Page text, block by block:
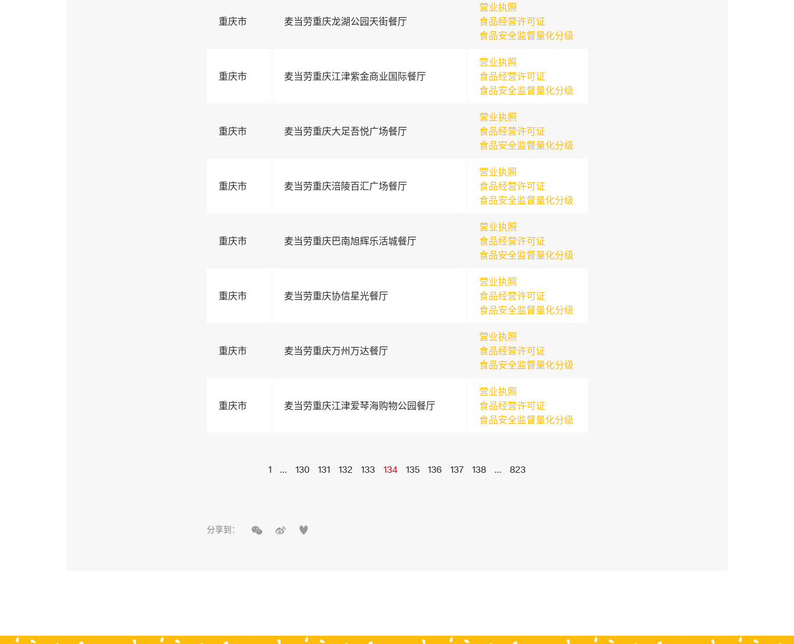
重庆市 麦当劳重庆龙湖公园天街餐厅
营业执照
食品经营许可证
食品安全监督量化分级
重庆市 麦当劳重庆江津紫金商业国际餐厅
营业执照
食品经营许可证
食品安全监督量化分级
重庆市 麦当劳重庆大足吾悦广场餐厅
营业执照
食品经营许可证
食品安全监督量化分级
重庆市 麦当劳重庆涪陵百汇广场餐厅
营业执照
食品经营许可证
食品安全监督量化分级
重庆市 麦当劳重庆巴南旭辉乐活城餐厅
营业执照
食品经营许可证
食品安全监督量化分级
重庆市 麦当劳重庆协信星光餐厅
营业执照
食品经营许可证
食品安全监督量化分级
重庆市 麦当劳重庆万州万达餐厅
营业执照
食品经营许可证
食品安全监督量化分级
重庆市 麦当劳重庆江津爱琴海购物公园餐厅
营业执照
食品经营许可证
食品安全监督量化分级
1 ... 130 131 132 133 134 135 136 137 138 ... 823
分享到：   